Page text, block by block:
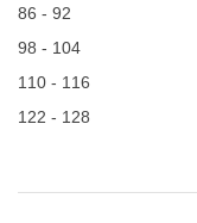
86 - 92
98 - 104
110 - 116
122 - 128